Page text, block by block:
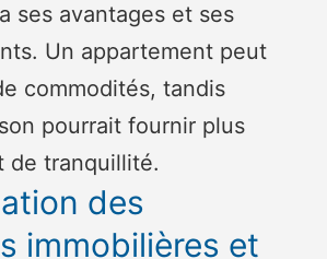
ses avantages et ses
Un appartement peut
commodités, tandis
pourrait fournir plus
de tranquillité.
des
immobilières et